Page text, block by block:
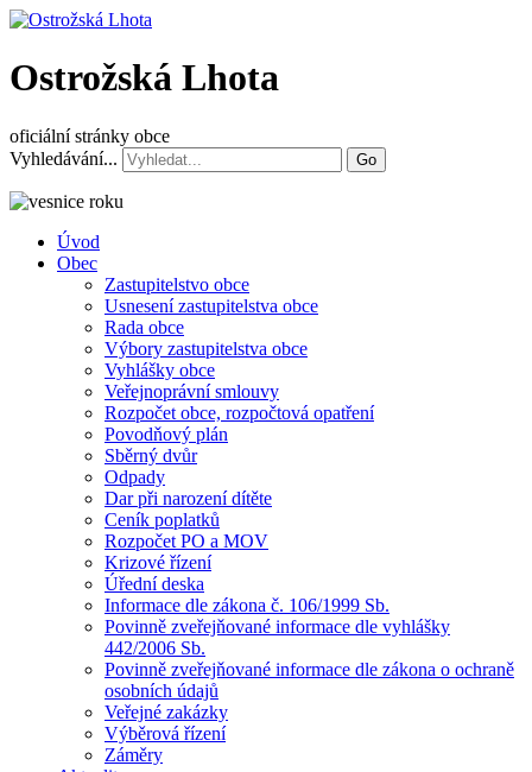
Ostrožská Lhota
oficiální stránky obce
Vyhledávání...
Go
Úvod
Obec
Zastupitelstvo obce
Usnesení zastupitelstva obce
Rada obce
Výbory zastupitelstva obce
Vyhlášky obce
Veřejnoprávní smlouvy
Rozpočet obce, rozpočtová opatření
Povodňový plán
Sběrný dvůr
Odpady
Dar při narození dítěte
Ceník poplatků
Rozpočet PO a MOV
Krizové řízení
Úřední deska
Informace dle zákona č. 106/1999 Sb.
Povinně zveřejňované informace dle vyhlášky
442/2006 Sb.
Povinně zveřejňované informace dle zákona o ochraně
osobních údajů
Veřejné zakázky
Výběrová řízení
Záměry